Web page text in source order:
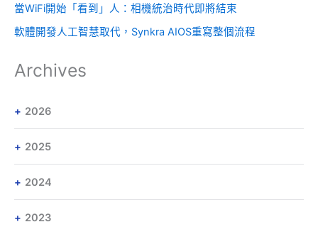
當WiFi開始「看到」人：相機統治時代即將結束
軟體開發人工智慧取代，Synkra AIOS重寫整個流程
Archives
2026
2025
2024
2023